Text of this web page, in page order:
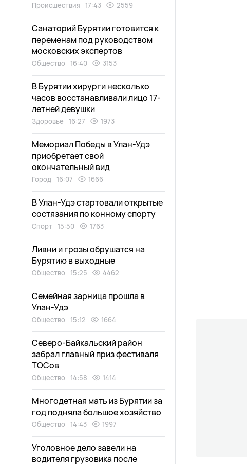
Происшествия 17:43 2559
Санаторий Бурятии готовится к
переменам под руководством
московских экспертов
Общество 16:40 3153
В Бурятии хирурги несколько
часов восстанавливали лицо 17-
летней девушки
Здоровье 16:27 1973
Мемориал Победы в Улан-Удэ
приобретает свой
окончательный вид
Город 16:07 1666
В Улан-Удэ стартовали открытые
состязания по конному спорту
Спорт 15:50 1763
Ливни и грозы обрушатся на
Бурятию в выходные
Общество 15:25 4462
Семейная зарница прошла в
Улан-Удэ
Общество 15:12 1664
Северо-Байкальский район
забрал главный приз фестиваля
ТОСов
Общество 14:58 1414
Многодетная мать из Бурятии за
год подняла большое хозяйство
Общество 14:43 1997
Уголовное дело завели на
водителя грузовика после